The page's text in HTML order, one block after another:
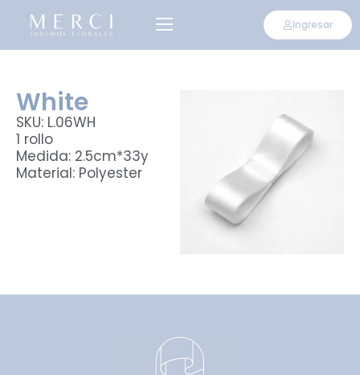
Ingresar
White
SKU: L.06WH
1 rollo
Medida: 2.5cm*33y
Material: Polyester